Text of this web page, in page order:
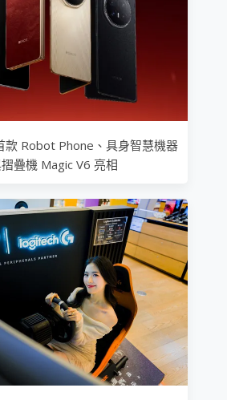
款 Robot Phone、具身智慧機器
疊機 Magic V6 亮相